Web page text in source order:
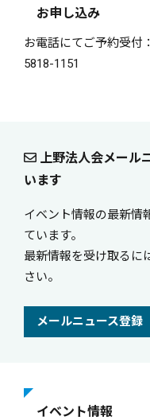
お申し込み
お電話にてご予約受付
5818-1151
上野法人会メール
います
イベント情報の最新情
ています。
最新情報を受け取るに
さい。
メールニュース登録
イベント情報